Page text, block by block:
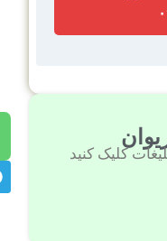
کلیک کنید